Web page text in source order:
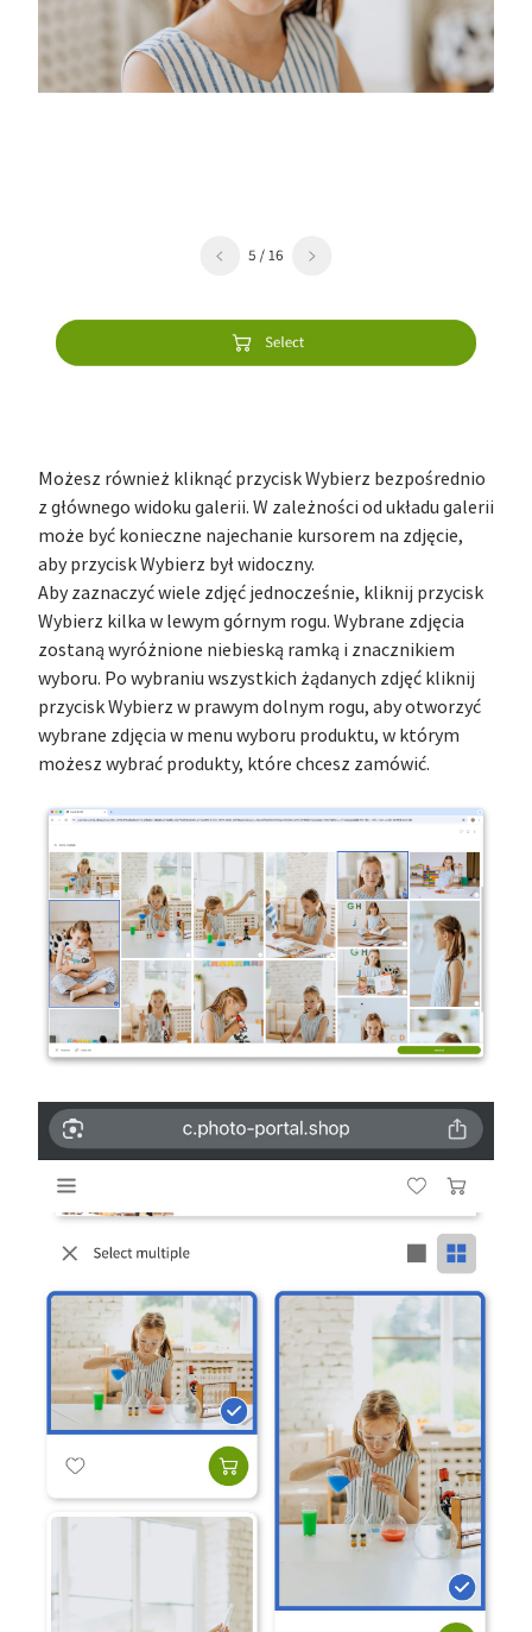
Możesz również kliknąć przycisk Wybierz bezpośrednio
z głównego widoku galerii. W zależności od układu galerii
może być konieczne najechanie kursorem na zdjęcie,
aby przycisk Wybierz był widoczny.
Aby zaznaczyć wiele zdjęć jednocześnie, kliknij przycisk
Wybierz kilka w lewym górnym rogu. Wybrane zdjęcia
zostaną wyróżnione niebieską ramką i znacznikiem
wyboru. Po wybraniu wszystkich żądanych zdjęć kliknij
przycisk Wybierz w prawym dolnym rogu, aby otworzyć
wybrane zdjęcia w menu wyboru produktu, w którym
możesz wybrać produkty, które chcesz zamówić.